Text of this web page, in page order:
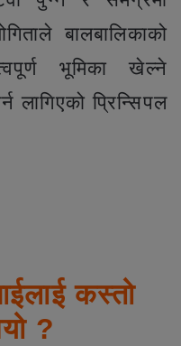
बालबालिकाको
भूमिका खेल्ने
लागिएको प्रिन्सिपल
कस्तो
?